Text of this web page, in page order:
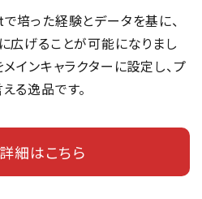
った経験とデータを基に、
広げることが可能になりまし
メインキャラクターに設定し、プ
る逸品です。
細はこちら